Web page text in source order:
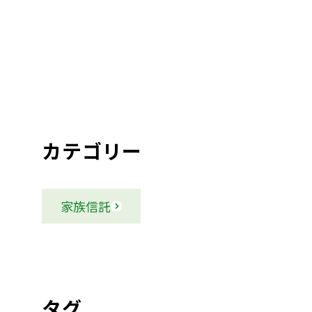
カテゴリー
家族信託